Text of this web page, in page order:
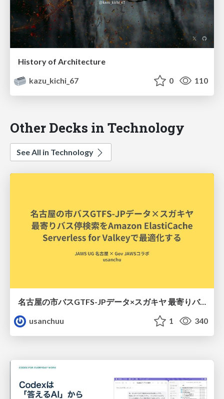
History of Architecture
kazu_kichi_67
0 110
Other Decks in Technology
See All in Technology
名古屋の市バスGTFS-JPデータ×スガキヤ 最寄りバス停検索をAmazon ElastiCache Serverless for Valkeyで最適化する
usanchuu
1 340